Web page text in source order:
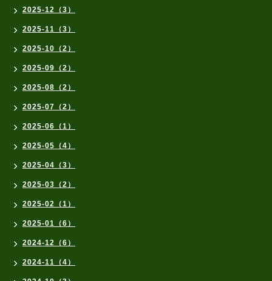
2025-12（3）
2025-11（3）
2025-10（2）
2025-09（2）
2025-08（2）
2025-07（2）
2025-06（1）
2025-05（4）
2025-04（3）
2025-03（2）
2025-02（1）
2025-01（6）
2024-12（6）
2024-11（4）